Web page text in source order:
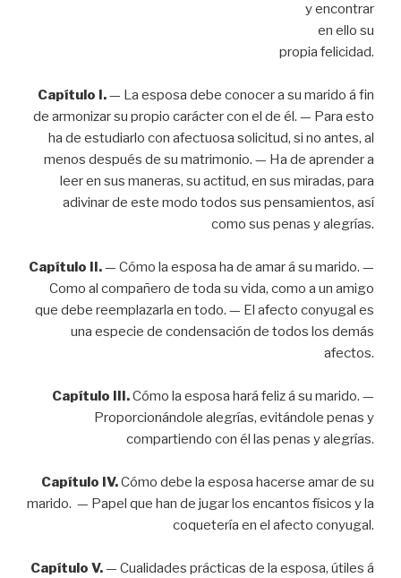
y encontrar
en ello su
propia felicidad.
Capítulo I.— La esposa debe conocer a su marido á fin
de armonizar su propio carácter con el de él. — Para esto
ha de estudiarlo con afectuosa solicitud, si no antes, al
menos después de su matrimonio. — Ha de aprender a
leer en sus maneras, su actitud, en sus miradas, para
adivinar de este modo todos sus pensamientos, así
como sus penas y alegrías.
Capítulo II.— Cómo la esposa ha de amar á su marido. —
Como al compañero de toda su vida, como a un amigo
que debe reemplazarla en todo. — El afecto conyugal es
una especie de condensación de todos los demás
afectos.
Capítulo III.Cómo la esposa hará feliz á su marido. —
Proporcionándole alegrías, evitándole penas y
compartiendo con él las penas y alegrías.
Capítulo IV.Cómo debe la esposa hacerse amar de su
marido. — Papel que han de jugar los encantos físicos y la
coquetería en el afecto conyugal.
Capítulo V.— Cualidades prácticas de la esposa, útiles á